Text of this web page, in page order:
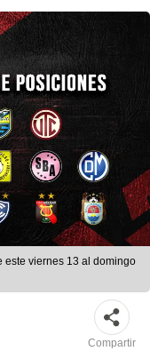
este viernes 13 al domingo
Compartir